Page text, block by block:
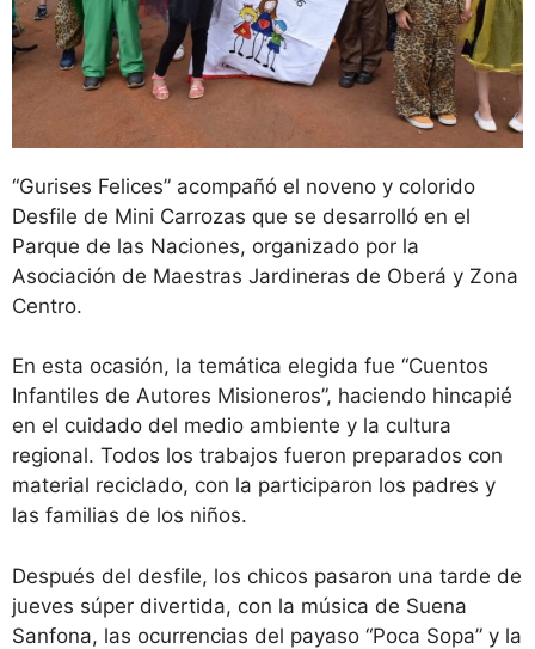
“Gurises Felices” acompañó el noveno y colorido
Desfile de Mini Carrozas que se desarrolló en el
Parque de las Naciones, organizado por la
Asociación de Maestras Jardineras de Oberá y Zona
Centro.
En esta ocasión, la temática elegida fue “Cuentos
Infantiles de Autores Misioneros”, haciendo hincapié
en el cuidado del medio ambiente y la cultura
regional. Todos los trabajos fueron preparados con
material reciclado, con la participaron los padres y
las familias de los niños.
Después del desfile, los chicos pasaron una tarde de
jueves súper divertida, con la música de Suena
Sanfona, las ocurrencias del payaso “Poca Sopa” y la